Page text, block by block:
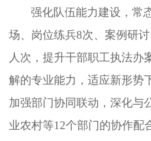
强化队伍能力建设，常
场、岗位练兵8次、案例研
人次，提升干部职工执法办
解的专业能力，适应新形势
加强部门协同联动，深化与
业农村等12个部门的协作配